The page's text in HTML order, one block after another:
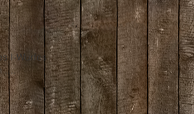
I-Wurfes
....